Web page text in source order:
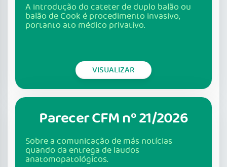
A introdução do cateter de duplo balão ou
balão de Cook é procedimento invasivo,
portanto ato médico privativo.
VISUALIZAR
Parecer CFM nº 21/2026
Sobre a comunicação de más notícias
quando da entrega de laudos
anatomopatológicos.